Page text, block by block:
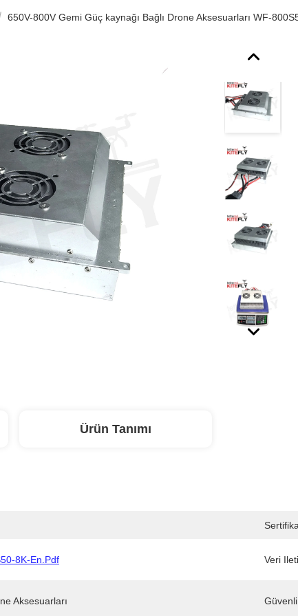
650V-800V Gemi Güç kaynağı Bağlı Drone Aksesuarları WF-
Ürün Tanımı
8K-En.pdf Veri
Aksesuarları